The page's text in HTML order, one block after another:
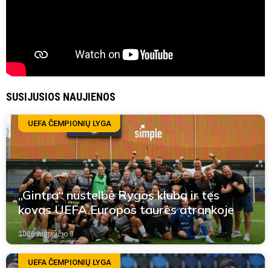
SUSIJUSIOS NAUJIENOS
UEFA ČEMPIONIŲ LYGA
„Gintra“ nustelbė Rygos klubą ir tęs
kovas UEFA Europos taurės atrankoje
2026 rugpjūčio 8
UEFA ČEMPIONIŲ LYGA